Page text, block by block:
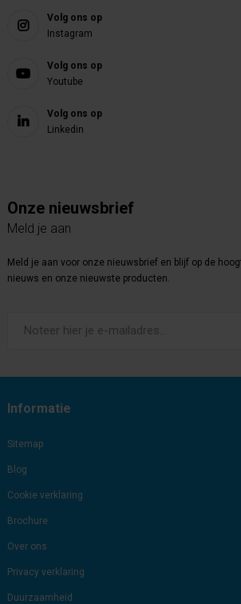
Volg ons op
Instagram
Volg ons op
Youtube
Volg ons op
Linkedin
Onze nieuwsbrief
Meld je aan
Meld je aan voor onze nieuwsbrief en blijf op de
nieuws en onze nieuwste producten.
Informatie
Sitemap
Blog
Cookie verklaring
Brochure
Over ons
Privacy verklaring
Duurzaamheid